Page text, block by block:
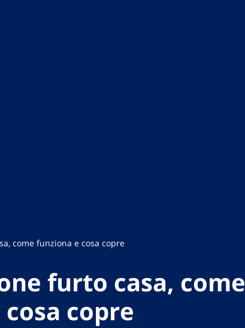
come funziona e cosa copre
furto casa, come
copre